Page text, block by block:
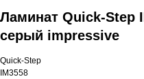
Ламинат Quick-Step
серый impressive
Quick-Step
IM3558